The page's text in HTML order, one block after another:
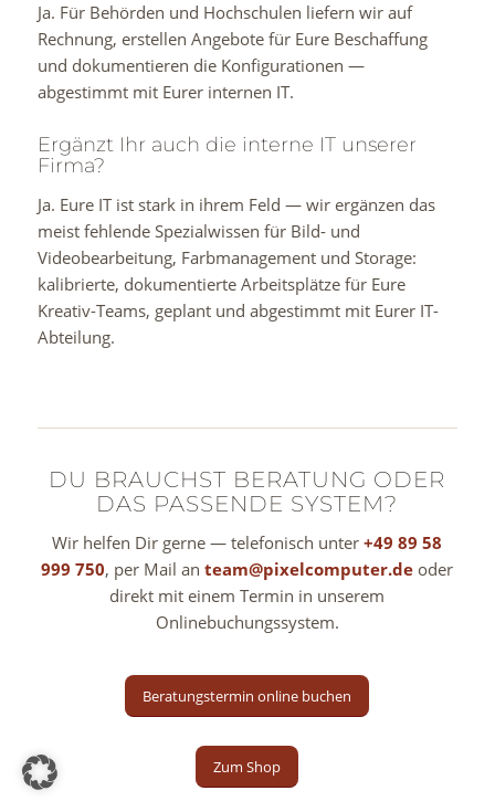
Ja. Für Behörden und Hochschulen liefern wir auf
Rechnung, erstellen Angebote für Eure Beschaffung
und dokumentieren die Konfigurationen —
abgestimmt mit Eurer internen IT.
Ergänzt Ihr auch die interne IT unserer
Firma?
Ja. Eure IT ist stark in ihrem Feld — wir ergänzen das
meist fehlende Spezialwissen für Bild- und
Videobearbeitung, Farbmanagement und Storage:
kalibrierte, dokumentierte Arbeitsplätze für Eure
Kreativ-Teams, geplant und abgestimmt mit Eurer IT-
Abteilung.
DU BRAUCHST BERATUNG ODER
DAS PASSENDE SYSTEM?
Wir helfen Dir gerne — telefonisch unter+49 89 58
999 750, per Mail anteam@pixelcomputer.de oder
direkt mit einem Termin in unserem
Onlinebuchungssystem.
Beratungstermin online buchen
Zum Shop